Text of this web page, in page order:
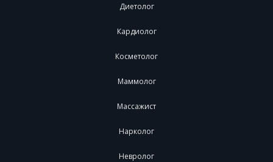
Диетолог
Кардиолог
Косметолог
Маммолог
Массажист
Нарколог
Невролог